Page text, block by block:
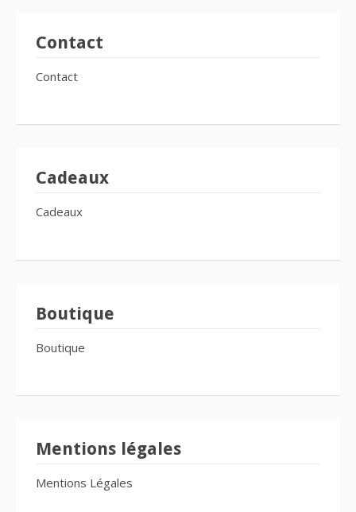
Contact
Contact
Cadeaux
Cadeaux
Boutique
Boutique
Mentions légales
Mentions Légales